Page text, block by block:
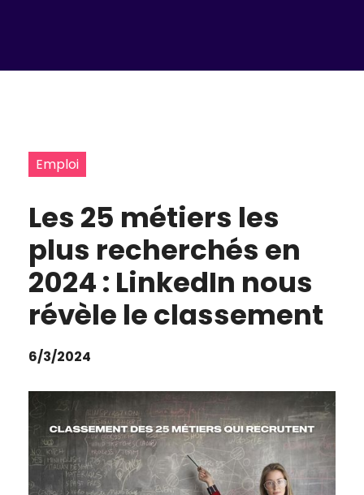
Emploi
Les 25 métiers les
plus recherchés en
2024 : LinkedIn nous
révèle le classement
6/3/2024